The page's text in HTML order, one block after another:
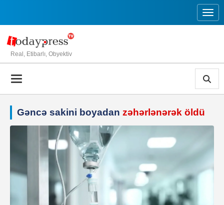
Real, Etibarlı, Obyektiv
Gəncə sakini boyadan zəhərlənərək öldü